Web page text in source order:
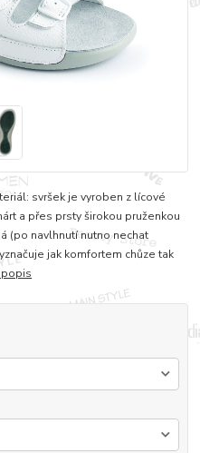
svršek je vyroben z lícové
a přes prsty širokou pruženkou
(po navlhnutí nutno nechat
jak komfortem chůze tak